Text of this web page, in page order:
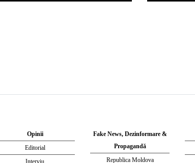
Opinii
Editorial
Interviu
Fake News, Dezinformare &
Propagandă
Republica Moldova